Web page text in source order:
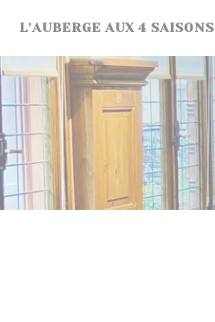
L'AUBERGE AUX 4 SAISONS